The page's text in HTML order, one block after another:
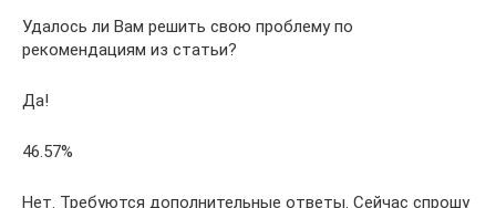
Удалось ли Вам решить свою проблему по
рекомендациям из статьи?
Да!
46.57%
Нет. Требуются дополнительные ответы. Сейчас спрошу